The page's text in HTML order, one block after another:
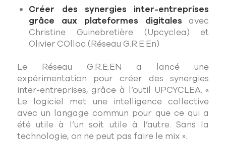
Créer des synergies inter-entreprises
grâce aux plateformes digitales avec
Christine Guinebretière (Upcyclea) et
Olivier COlloc (Réseau G.R.E.En)
Le Réseau G.R.E.EN a lancé une
expérimentation pour créer des synergies
inter-entreprises, grâce à l’outil UPCYCLEA. «
Le logiciel met une intelligence collective
avec un langage commun pour que ce qui a
été utile à l’un soit utile à l’autre. Sans la
technologie, on ne peut pas faire le mix ».